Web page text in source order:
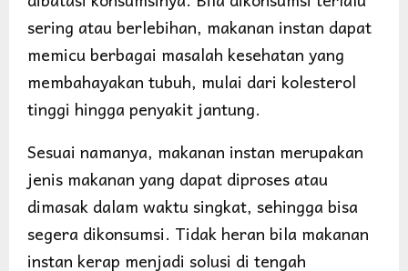
sering atau berlebihan, makanan instan dapat
memicu berbagai masalah kesehatan yang
membahayakan tubuh, mulai dari kolesterol
tinggi hingga penyakit jantung.
Sesuai namanya, makanan instan merupakan
jenis makanan yang dapat diproses atau
dimasak dalam waktu singkat, sehingga bisa
segera dikonsumsi. Tidak heran bila makanan
instan kerap menjadi solusi di tengah